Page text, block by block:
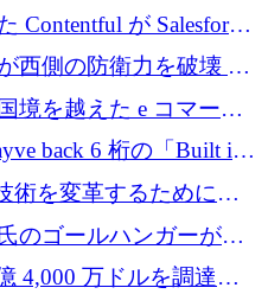
ットフォームを構築
Contentful が Salesforce
西側の防衛力を破壊 —
プスタートアップがそ
境を越えた e コマース
シリーズ A で 400 万ド
back 6 桁の「Built in
術を変革するために
ラウンドを完了
のゴールハンガーがVC
4,000 万ドルを調達、